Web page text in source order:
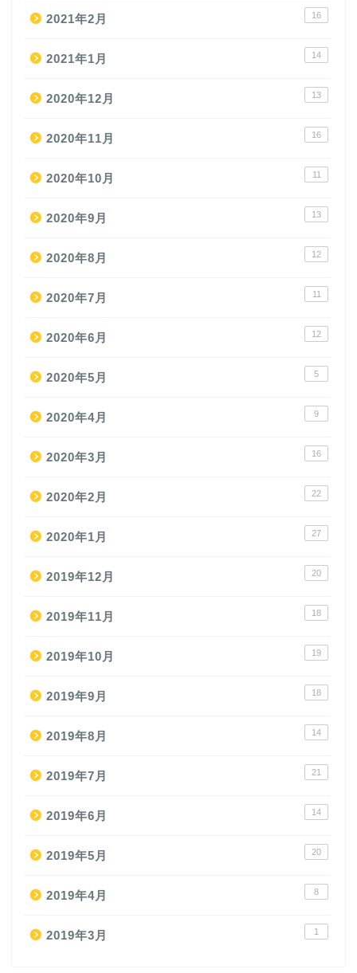
2021年2月 16
2021年1月 14
2020年12月 13
2020年11月 16
2020年10月 11
2020年9月 13
2020年8月 12
2020年7月 11
2020年6月 12
2020年5月 5
2020年4月 9
2020年3月 16
2020年2月 22
2020年1月 27
2019年12月 20
2019年11月 18
2019年10月 19
2019年9月 18
2019年8月 14
2019年7月 21
2019年6月 14
2019年5月 20
2019年4月 8
2019年3月 1